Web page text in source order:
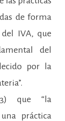
de forma
IVA, que
del
por la
que “la
práctica